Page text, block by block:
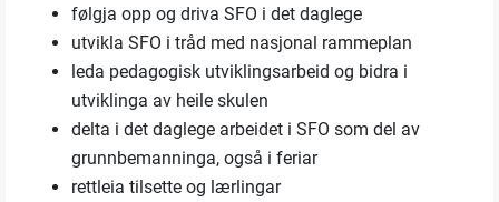
følgja opp og driva SFO i det daglege
utvikla SFO i tråd med nasjonal rammeplan
leda pedagogisk utviklingsarbeid og bidra i
utviklinga av heile skulen
delta i det daglege arbeidet i SFO som del av
grunnbemanninga, også i feriar
rettleia tilsette og lærlingar